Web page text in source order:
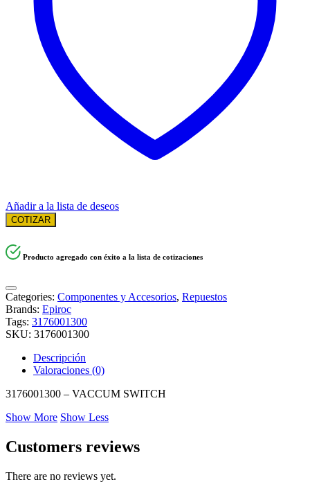
Añadir a la lista de deseos
COTIZAR
Producto agregado con éxito a la lista de cotizaciones
Categories: Componentes y Accesorios, Repuestos
Brands: Epiroc
Tags: 3176001300
SKU: 3176001300
Descripción
Valoraciones (0)
3176001300 – VACCUM SWITCH
Show More Show Less
Customers reviews
There are no reviews yet.